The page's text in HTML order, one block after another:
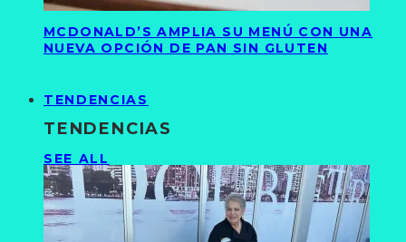
MCDONALD’S AMPLIA SU MENÚ CON UNA
NUEVA OPCIÓN DE PAN SIN GLUTEN
TENDENCIAS
TENDENCIAS
SEE ALL